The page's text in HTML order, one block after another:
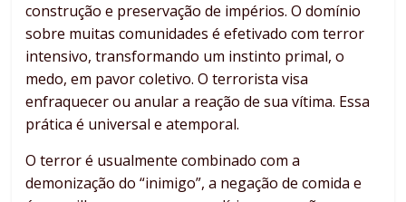
construção e preservação de impérios. O domínio
sobre muitas comunidades é efetivado com terror
intensivo, transformando um instinto primal, o
medo, em pavor coletivo. O terrorista visa
enfraquecer ou anular a reação de sua vítima. Essa
prática é universal e atemporal.
O terror é usualmente combinado com a
demonização do “inimigo”, a negação de comida e